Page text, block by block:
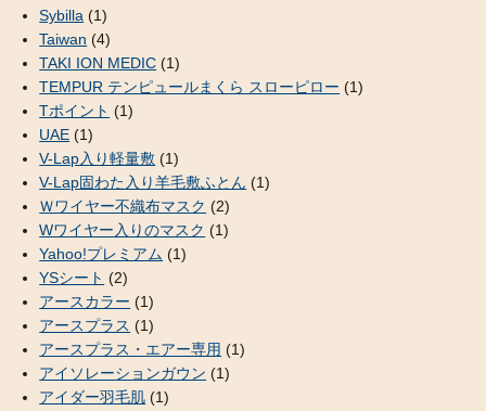
Sybilla (1)
Taiwan (4)
TAKI ION MEDIC (1)
TEMPUR テンピュールまくら スローピロー (1)
Tポイント (1)
UAE (1)
V-Lap入り軽量敷 (1)
V-Lap固わた入り羊毛敷ふとん (1)
Ｗワイヤー不織布マスク (2)
Wワイヤー入りのマスク (1)
Yahoo!プレミアム (1)
YSシート (2)
アースカラー (1)
アースプラス (1)
アースプラス・エアー専用 (1)
アイソレーションガウン (1)
アイダー羽毛肌 (1)